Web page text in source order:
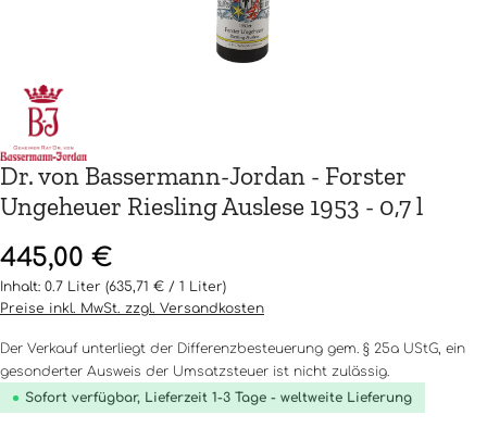
Dr. von Bassermann-Jordan - Forster
Ungeheuer Riesling Auslese 1953 - 0,7 l
Regulärer Preis:
445,00 €
Inhalt: 0.7 Liter (635,71 € / 1 Liter)
Preise inkl. MwSt. zzgl. Versandkosten
Der Verkauf unterliegt der Differenzbesteuerung gem. § 25a UStG, ein
gesonderter Ausweis der Umsatzsteuer ist nicht zulässig.
Sofort verfügbar, Lieferzeit 1-3 Tage - weltweite Lieferung